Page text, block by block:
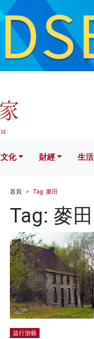
財經 生活
文化 財經 生活
首頁 Tag: 麥田
Tag: 麥田
益行游藝